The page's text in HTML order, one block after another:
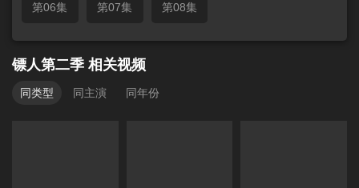
第06集 第07集 第08集
镖人第二季 相关视频
同类型 同主演 同年份